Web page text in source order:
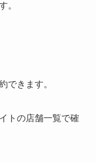
。
できます。
トの店舗一覧で確